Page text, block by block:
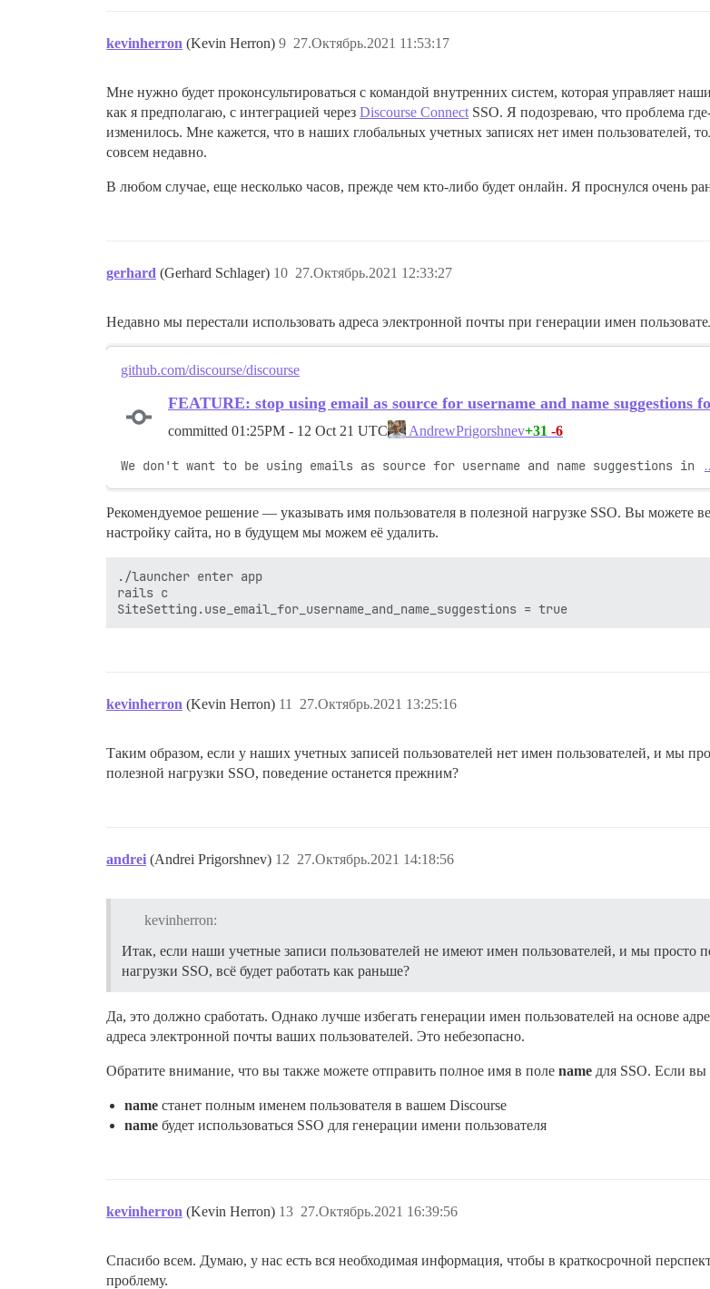
kevinherron (Kevin Herron) 27.Октябрь.2021 11:53:17
9
Мне нужно будет проконсультироваться с командой внутренних систем, которая управляет
как я предполагаю, с интеграцией через Discourse Connect SSO. Я подозреваю, что проблема
изменилось. Мне кажется, что в наших глобальных учетных записях нет имен пользователей,
совсем недавно.
В любом случае, еще несколько часов, прежде чем кто-либо будет онлайн. Я проснулся очень
gerhard (Gerhard Schlager) 27.Октябрь.2021 12:33:27
10
Недавно мы перестали использовать адреса электронной почты при генерации имен
github.com/discourse/discourse
FEATURE: stop using email as source for username and name suggestions
committed 01:25PM - 12 Oct 21 UTC AndrewPrigorshnev+31 -6
We don't want to be using emails as source for username and name suggestions in
Рекомендуемое решение — указывать имя пользователя в полезной нагрузке SSO. Вы
настройку сайта, но в будущем мы можем её удалить.
./launcher enter app
rails c
kevinherron (Kevin Herron) 27.Октябрь.2021 13:25:16
11
Таким образом, если у наших учетных записей пользователей нет имен пользователей, и мы
полезной нагрузки SSO, поведение останется прежним?
andrei (Andrei Prigorshnev) 27.Октябрь.2021 14:18:56
12
kevinherron:
Итак, если наши учетные записи пользователей не имеют имен пользователей, и мы просто
нагрузки SSO, всё будет работать как раньше?
Да, это должно сработать. Однако лучше избегать генерации имен пользователей на основе
адреса электронной почты ваших пользователей. Это небезопасно.
Обратите внимание, что вы также можете отправить полное имя в поле name для SSO. Если вы
name станет полным именем пользователя в вашем Discourse
name будет использоваться SSO для генерации имени пользователя
kevinherron (Kevin Herron) 27.Октябрь.2021 16:39:56
13
Спасибо всем. Думаю, у нас есть вся необходимая информация, чтобы в краткосрочной
проблему.